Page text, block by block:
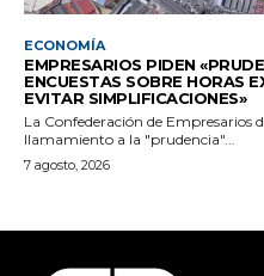
ECONOMÍA
EMPRESARIOS PIDEN
ENCUESTAS SOBRE HORAS
EVITAR SIMPLIFICACIONES»
La Confederación de Empresarios
llamamiento a la "prudencia"...
7 agosto, 2026